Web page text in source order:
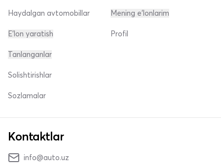
Haydalgan avtomobillar
E'lon yaratish
Mening e'lonlarim
Profil
Tanlanganlar
Solishtirishlar
Sozlamalar
Kontaktlar
info@auto.uz